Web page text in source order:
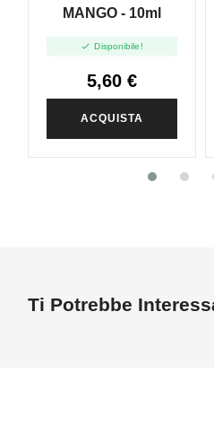
MANGO - 10ml
 Disponibile!
5,60 €
ACQUISTA
Ti Potrebbe